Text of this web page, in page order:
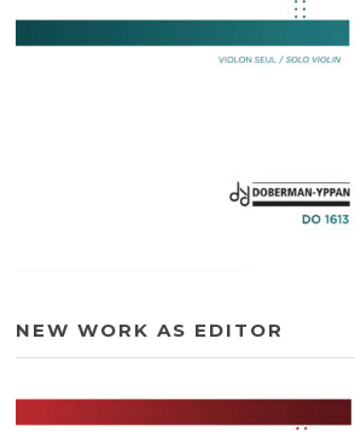
NEW WORK AS EDITOR